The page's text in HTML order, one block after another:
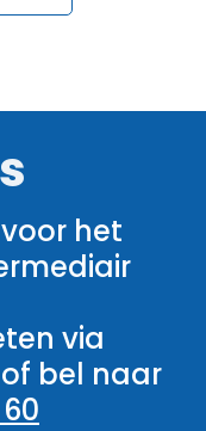
het
via
of bel naar